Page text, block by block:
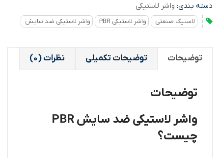
دسته بندی: واشر لاستیکی
لاستیک صنعتی واشر لاستیکی PBR واشر لاستیکی ضد سایش
توضیحات توضیحات تکمیلی نظرات (0)
توضیحات
واشر لاستیکی ضد سایش PBR
چیست؟